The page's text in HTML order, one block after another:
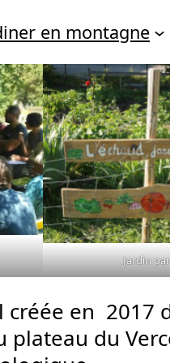
en montagne
Jardin
en 2017
plateau du